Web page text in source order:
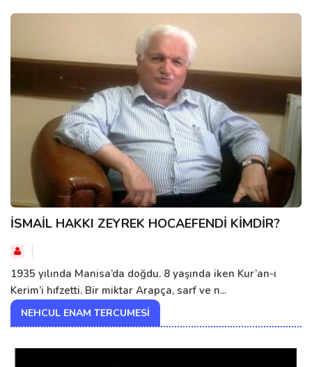
İSMAİL HAKKI ZEYREK HOCAEFENDİ KİMDİR?
1935 yılında Manisa’da doğdu. 8 yaşında iken Kur’an-ı
Kerim’i hıfzetti. Bir miktar Arapça, sarf ve n...
NEHCUL ENAM TERCUMESI